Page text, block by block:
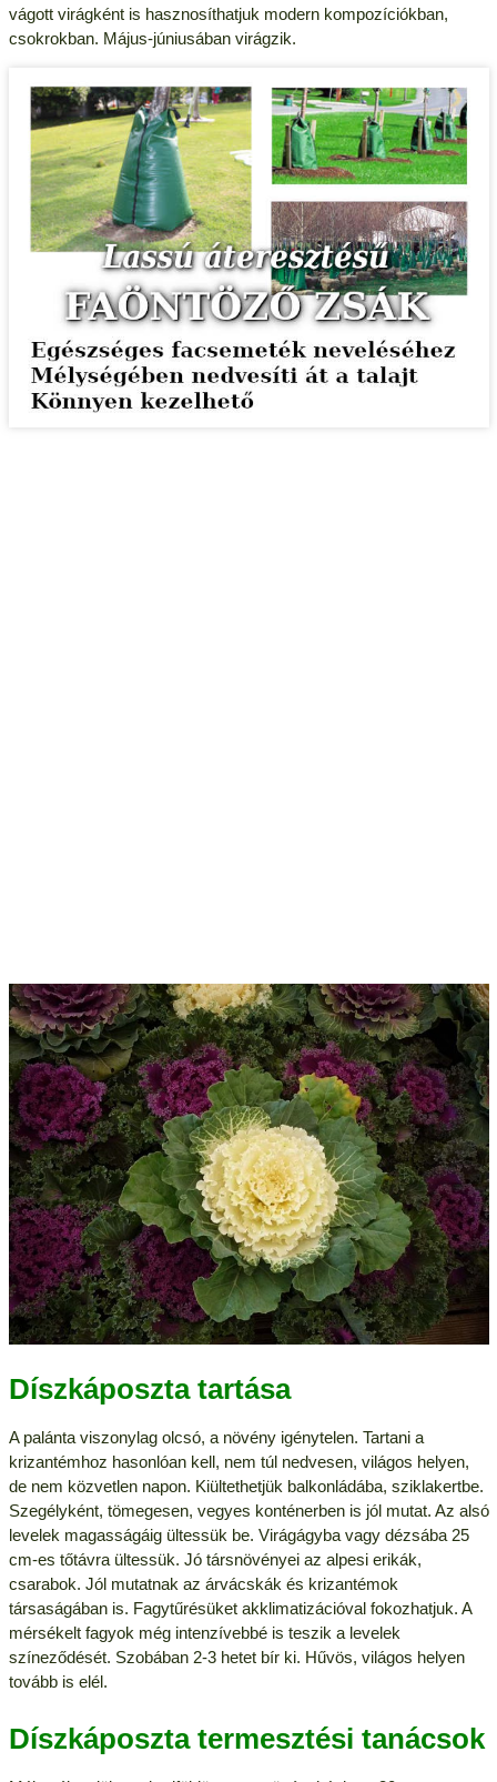
vágott virágként is hasznosíthatjuk modern kompozíciókban,
csokrokban. Május-júniusában virágzik.
Díszkáposzta tartása
A palánta viszonylag olcsó, a növény igénytelen. Tartani a
krizantémhoz hasonlóan kell, nem túl nedvesen, világos helyen,
de nem közvetlen napon. Kiültethetjük balkonládába, sziklakertbe.
Szegélyként, tömegesen, vegyes konténerben is jól mutat. Az alsó
levelek magasságáig ültessük be. Virágágyba vagy dézsába 25
cm-es tőtávra ültessük. Jó társnövényei az alpesi erikák,
csarabok. Jól mutatnak az árvácskák és krizantémok
társaságában is. Fagytűrésüket akklimatizációval fokozhatjuk. A
mérsékelt fagyok még intenzívebbé is teszik a levelek
színeződését. Szobában 2-3 hetet bír ki. Hűvös, világos helyen
tovább is elél.
Díszkáposzta termesztési tanácsok